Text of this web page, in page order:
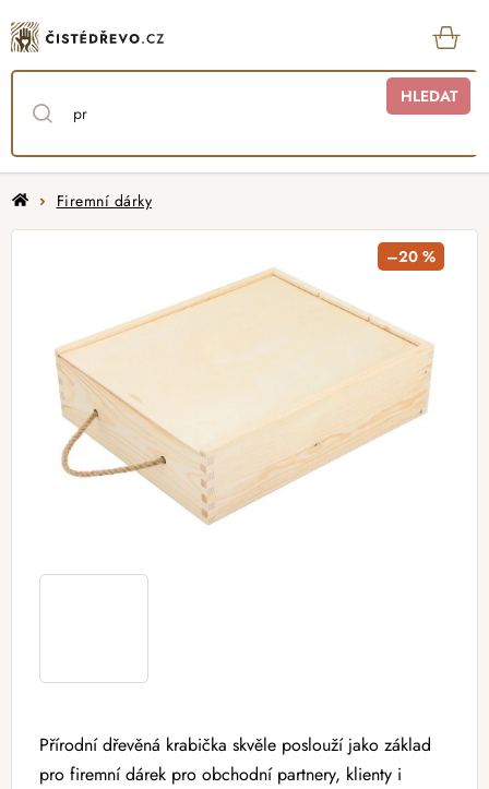
na
obsah
HLEDAT
DomůFiremní dárky
Přírodní dřevěná krabička skvěle poslouží jako základ
pro firemní dárek pro obchodní partnery, klienty i
–20 %